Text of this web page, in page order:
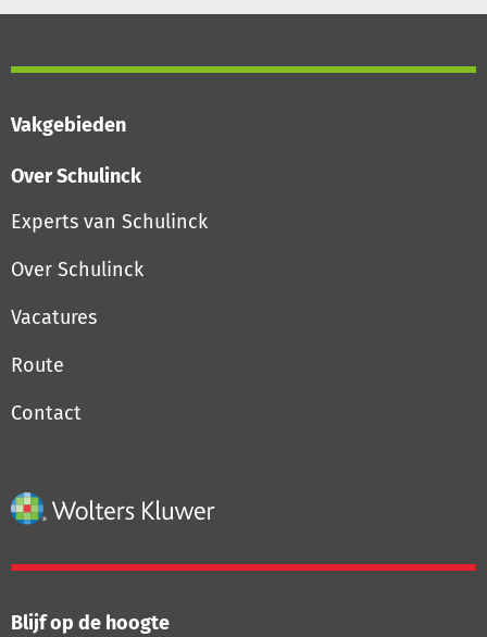
Vakgebieden
Over Schulinck
Experts van Schulinck
Over Schulinck
Vacatures
Route
Contact
Blijf op de hoogte